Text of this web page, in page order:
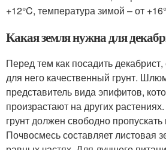
+12°C, температура зимой – от
Какая земля нужна для
Перед тем как посадить декабрист,
для него качественный грунт.
представитель вида эпифитов,
произрастают на других
грунт должен свободно пропускать
Почвосмесь составляет листовая